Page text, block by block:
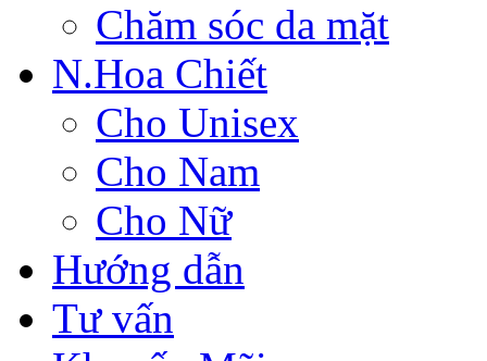
Chăm sóc da mặt
N.Hoa Chiết
Cho Unisex
Cho Nam
Cho Nữ
Hướng dẫn
Tư vấn